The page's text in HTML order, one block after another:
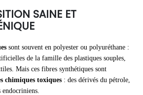
SAINE ET
sont souvent en polyester ou polyuréthane :
de la famille des plastiques souples,
Mais ces fibres synthétiques sont
chimiques toxiques : des dérivés du pétrole,